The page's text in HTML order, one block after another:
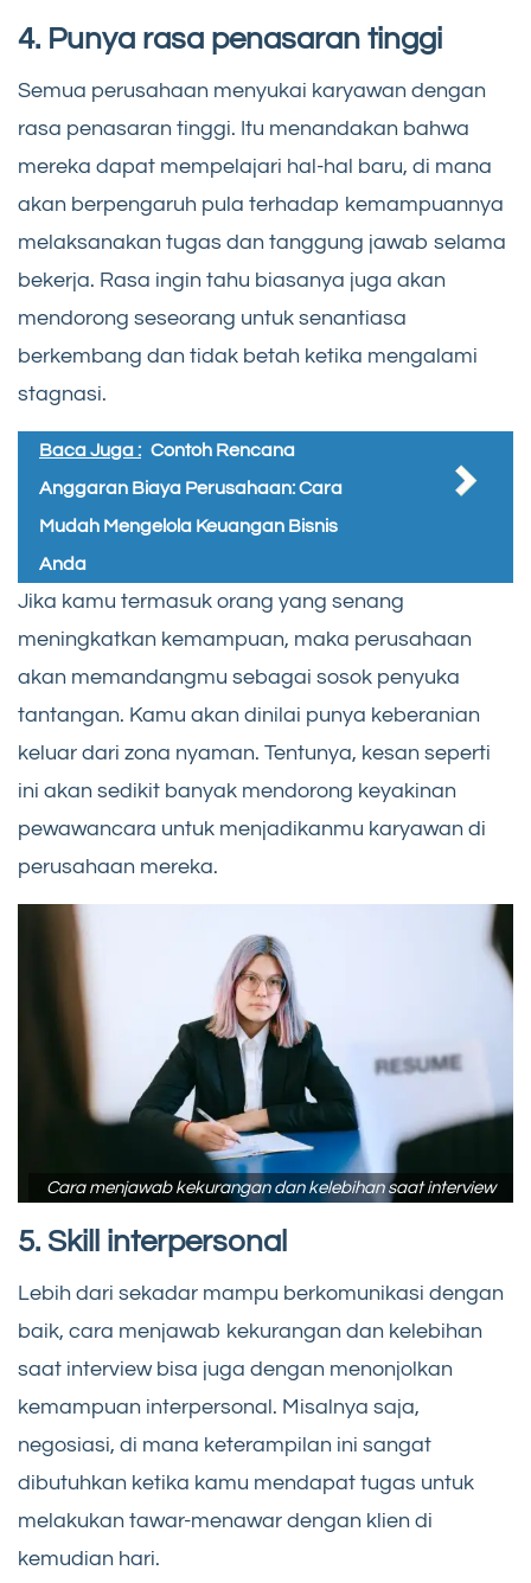
4. Punya rasa penasaran tinggi
Semua perusahaan menyukai karyawan dengan
rasa penasaran tinggi. Itu menandakan bahwa
mereka dapat mempelajari hal-hal baru, di mana
akan berpengaruh pula terhadap kemampuannya
melaksanakan tugas dan tanggung jawab selama
bekerja. Rasa ingin tahu biasanya juga akan
mendorong seseorang untuk senantiasa
berkembang dan tidak betah ketika mengalami
stagnasi.
Baca Juga : Contoh Rencana
Anggaran Biaya Perusahaan: Cara
Mudah Mengelola Keuangan Bisnis
Anda
Jika kamu termasuk orang yang senang
meningkatkan kemampuan, maka perusahaan
akan memandangmu sebagai sosok penyuka
tantangan. Kamu akan dinilai punya keberanian
keluar dari zona nyaman. Tentunya, kesan seperti
ini akan sedikit banyak mendorong keyakinan
pewawancara untuk menjadikanmu karyawan di
perusahaan mereka.
Cara menjawab kekurangan dan kelebihan saat interview
5. Skill interpersonal
Lebih dari sekadar mampu berkomunikasi dengan
baik, cara menjawab kekurangan dan kelebihan
saat interview bisa juga dengan menonjolkan
kemampuan interpersonal. Misalnya saja,
negosiasi, di mana keterampilan ini sangat
dibutuhkan ketika kamu mendapat tugas untuk
melakukan tawar-menawar dengan klien di
kemudian hari.